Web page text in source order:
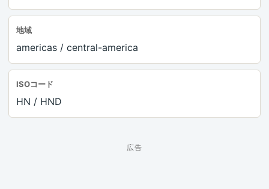
地域
americas / central-america
ISOコード
HN / HND
広告